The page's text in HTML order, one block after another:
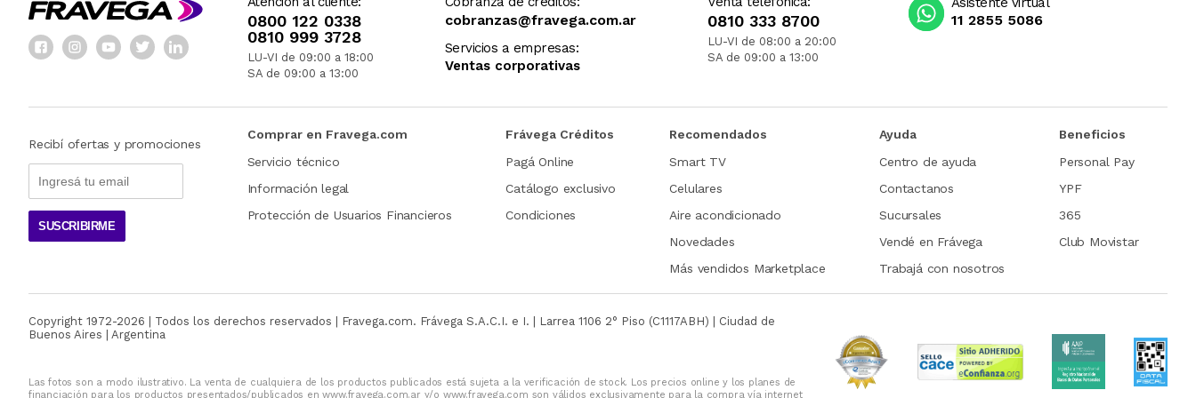
0800 122 0338
0810 999 3728
LU-VI de 09:00 a 18:00
SA de 09:00 a 13:00
cobranzas@fravega.com.ar
Servicios a empresas:
Ventas corporativas
0810 333 8700
LU-VI de 08:00 a 20:00
SA de 09:00 a 13:00
11 2855 5086
Recibí ofertas y promociones
SUSCRIBIRME
Comprar en Fravega.com
Servicio técnico
Información legal
Protección de Usuarios Financieros
Frávega Créditos
Pagá Online
Catálogo exclusivo
Condiciones
Recomendados
Smart TV
Celulares
Aire acondicionado
Novedades
Más vendidos Marketplace
Ayuda
Centro de ayuda
Contactanos
Sucursales
Vendé en Frávega
Trabajá con nosotros
Beneficios
Personal Pay
YPF
365
Club Movistar
Copyright 1972-2026 | Todos los derechos reservados | Fravega.com. Frávega S.A.C.I. e I. | Larrea 1106 2° Piso (C1117ABH) | Ciudad de
Buenos Aires | Argentina
Las fotos son a modo ilustrativo. La venta de cualquiera de los productos publicados está sujeta a la verificación de stock. Los precios online y los planes de
financiación para los productos presentados/publicados en www.fravega.com.ar y/o www.fravega.com son válidos exclusivamente para la compra vía internet